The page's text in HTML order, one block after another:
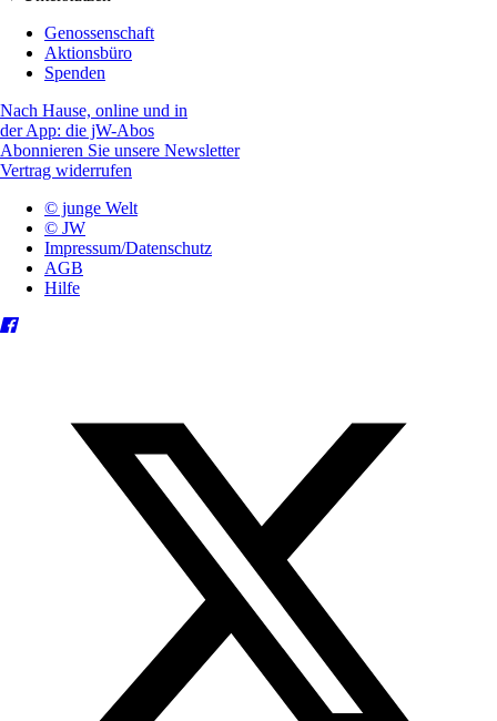
Genossenschaft
Aktionsbüro
Spenden
Nach Hause, online und in
der App: die jW-Abos
Abonnieren Sie unsere Newsletter
Vertrag widerrufen
© junge Welt
© JW
Impressum/Datenschutz
AGB
Hilfe